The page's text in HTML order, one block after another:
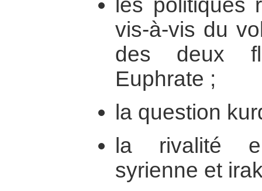
les politiques
vis-à-vis du
des deux
Euphrate ;
la question
la rivalité
syrienne et